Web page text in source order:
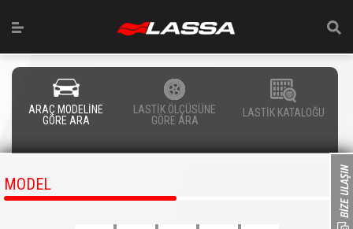
ARAÇ MODELİNE
GÖRE ARA
LASTİK ÖLÇÜSÜNE
GÖRE ARA
LASTİK KATALOĞU
MODEL